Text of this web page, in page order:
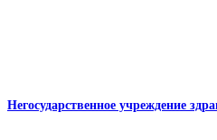
Негосударственное учреждение